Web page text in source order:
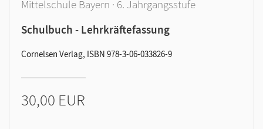
Mittelschule Bayern · 6. Jahrgangsstufe
Schulbuch - Lehrkräftefassung
Cornelsen Verlag, ISBN 978-3-06-033826-9
30,00 EUR